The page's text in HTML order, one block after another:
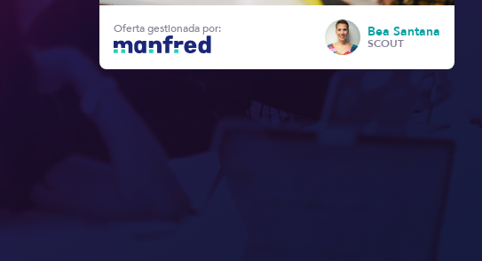
Oferta gestionada por: Bea Santana
SCOUT